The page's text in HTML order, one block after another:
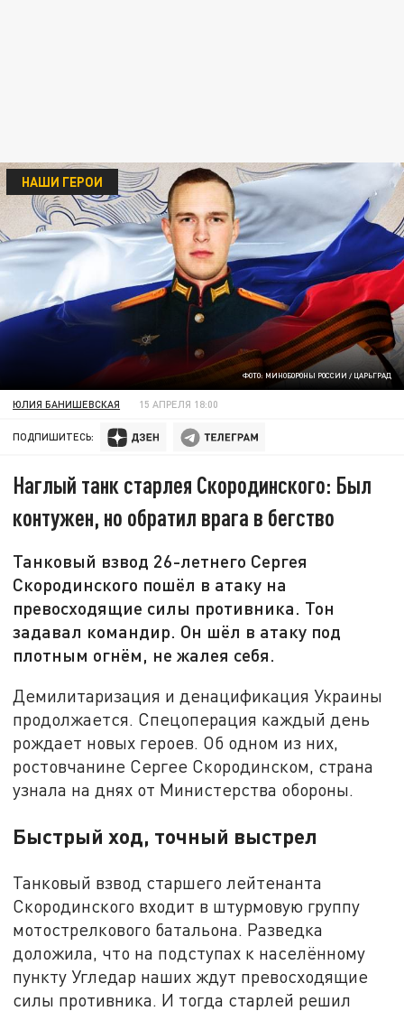
ФОТО: МИНОБОРОНЫ РОССИИ / ЦАРЬГРАД
НАШИ ГЕРОИ
ЮЛИЯ БАНИШЕВСКАЯ 15 АПРЕЛЯ 18:00
ПОДПИШИТЕСЬ:
Наглый танк старлея Скородинского: Был
контужен, но обратил врага в бегство
Танковый взвод 26-летнего Сергея
Скородинского пошёл в атаку на
превосходящие силы противника. Тон
задавал командир. Он шёл в атаку под
плотным огнём, не жалея себя.
Демилитаризация и денацификация Украины
продолжается. Спецоперация каждый день
рождает новых героев. Об одном из них,
ростовчанине Сергее Скородинском, страна
узнала на днях от Министерства обороны.
Быстрый ход, точный выстрел
Танковый взвод старшего лейтенанта
Скородинского входит в штурмовую группу
мотострелкового батальона. Разведка
доложила, что на подступах к населённому
пункту Угледар наших ждут превосходящие
силы противника. И тогда старлей решил